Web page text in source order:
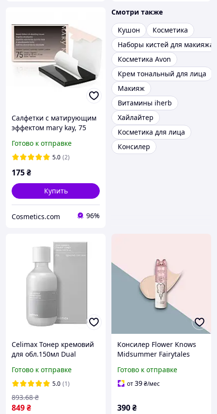
Салфетки с матирующим
эффектом mary kay, 75
Готово к отправке
5.0 (2)
175₴
Купить
Cosmetics.com 96%
Смотри также
Кушон
Косметика
Наборы кистей для макияжа
Косметика Avon
Крем тональный для лица
Макияж
Витамины iherb
Хайлайтер
Косметика для лица
Консилер
Celimax Тонер кремовий
для обл.150мл Dual
Готово к отправке
5.0 (1)
849₴
893.68 ₴
Консилер Flower Knows
Midsummer Fairytales
колекції Midsummer
Fairytales
Готово к отправке
от39₴/мес
390₴